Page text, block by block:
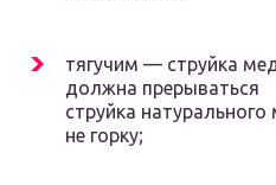
тягучим — струйка
должна прерываться
струйка
не горку;